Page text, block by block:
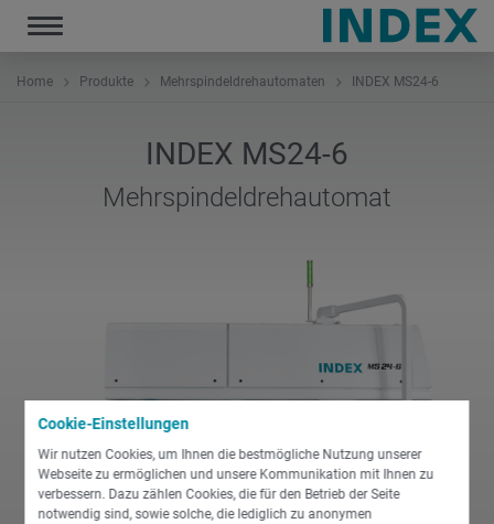
Cookie-Einstellungen
Wir nutzen Cookies, um Ihnen die bestmögliche Nutzung unserer
Webseite zu ermöglichen und unsere Kommunikation mit Ihnen zu
verbessern. Dazu zählen Cookies, die für den Betrieb der Seite
notwendig sind, sowie solche, die lediglich zu anonymen
Toggle
navigation
Home Produkte Mehrspindeldrehautomaten INDEX MS24-6
INDEX MS24-6
Mehrspindeldrehautomat